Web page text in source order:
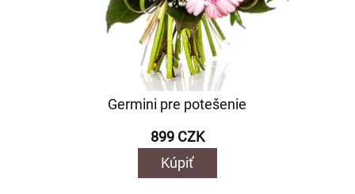
Germini pre potešenie
899 CZK
Kúpiť